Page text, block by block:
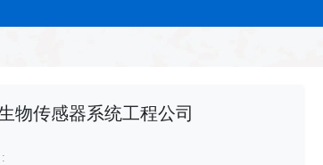
物传感器系统工程公司